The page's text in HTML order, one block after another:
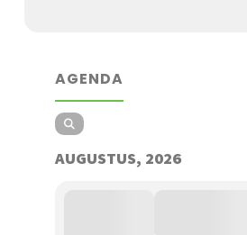
AGENDA
AUGUSTUS, 2026